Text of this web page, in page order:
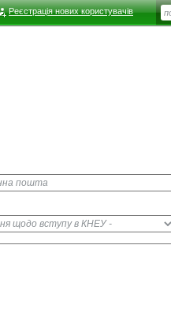
Реєстрація нових користувачів